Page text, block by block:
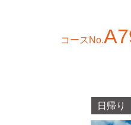
コースNo.
日帰り